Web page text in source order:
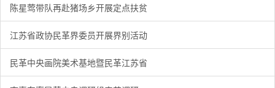
陈星莺带队再赴猪场乡开展定点扶贫
江苏省政协民革界委员开展界别活动
民革中央画院美术基地暨民革江苏省